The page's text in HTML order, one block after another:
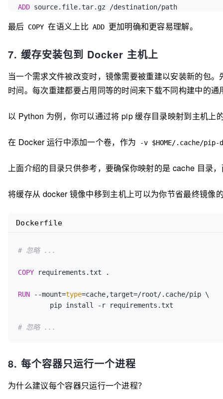
ADD source.file.tar.gz /destination/path
最后 COPY 在语义上比 ADD 更加明确和更容易理解。
7. 缓存安装包到 Docker 主机上
当一个需求文件被改变时，镜像需要被重建以安装新的包
时间。每次重建都要占用同等的时间来下载不同构建中的通
以 Python 为例，你可以通过将 pip 缓存目录映射到主机
在 Docker 运行中添加一个卷，作为 -v $HOME/.cache/
上面介绍的目录只供参考，要确保你映射的是 cache 目录
将缓存从 docker 镜像中移到主机上可以为你节省最终镜像
# 忽略 ...
COPY requirements.txt .
RUN --mount=type=cache,target=/root/.cache/pip \
pip install -r requirements.txt
# 忽略 ...
Dockerfile
8. 每个容器只运行一个进程
为什么建议每个容器只运行一个进程？